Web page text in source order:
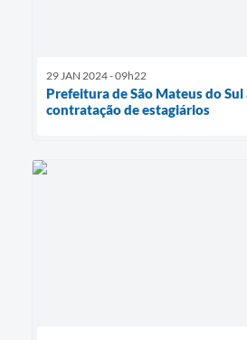
29 JAN 2024 - 09h22
Prefeitura de São Mateus do Sul
contratação de estagiários